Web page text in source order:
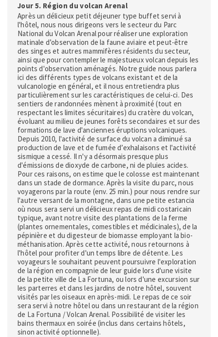
Jour 5. Région du volcan Arenal
Après un délicieux petit déjeuner type buffet servi à
l'hôtel, nous nous dirigeons vers le secteur du Parc
National du Volcan Arenal pour réaliser une exploration
matinale d’observation de la faune aviaire et peut-être
des singes et autres mammifères résidents du secteur,
ainsi que pour contempler le majestueux volcan depuis les
points d'observation aménagés. Notre guide nous parlera
ici des différents types de volcans existant et de la
vulcanologie en général, et il nous entretiendra plus
particulièrement sur les caractéristiques de celui-ci. Des
sentiers de randonnées mènent à proximité (tout en
respectant les limites sécuritaires) du cratère du volcan,
évoluant au milieu de jeunes forêts secondaires et sur des
formations de lave d'anciennes éruptions volcaniques.
Depuis 2010, l'activité de surface du volcan a diminué sa
production de lave et de fumée d’exhalaisons et l'activité
sismique a cessé. Il n'y a désormais presque plus
d'émissions de dioxyde de carbone, ni de pluies acides.
Pour ces raisons, on estime que le colosse est maintenant
dans un stade de dormance. Après la visite du parc, nous
voyagerons par la route (env. 25 min.) pour nous rendre sur
l'autre versant de la montagne, dans une petite estancia
où nous sera servi un délicieux repas de midi costaricain
typique, avant notre visite des plantations de la ferme
(plantes ornementales, comestibles et médicinales), de la
pépinière et du digesteur de biomasse employant la bio-
méthanisation. Après cette activité, nous retournons à
l'hôtel pour profiter d'un temps libre de détente. Les
voyageurs le souhaitant peuvent poursuivre l'exploration
de la région en compagnie de leur guide lors d'une visite
de la petite ville de La Fortuna, ou lors d'une excursion sur
les parterres et dans les jardins de notre hôtel, souvent
visités par les oiseaux en après-midi. Le repas de ce soir
sera servi à notre hôtel ou dans un restaurant de la région
de La Fortuna / Volcan Arenal. Possibilité de visiter les
bains thermaux en soirée (inclus dans certains hôtels,
sinon activité optionnelle).